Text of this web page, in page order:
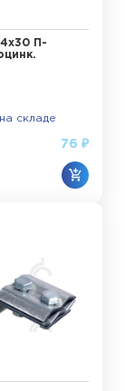
П-
складе
76 ₽